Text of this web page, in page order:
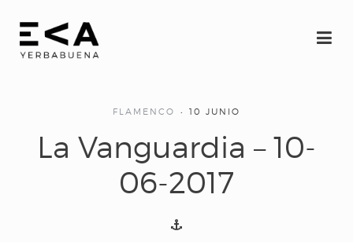
Eva
Espectáculos
YERBAGÜENA
FLAMENCO 10 JUNIO
La Vanguardia – 10-
06-2017